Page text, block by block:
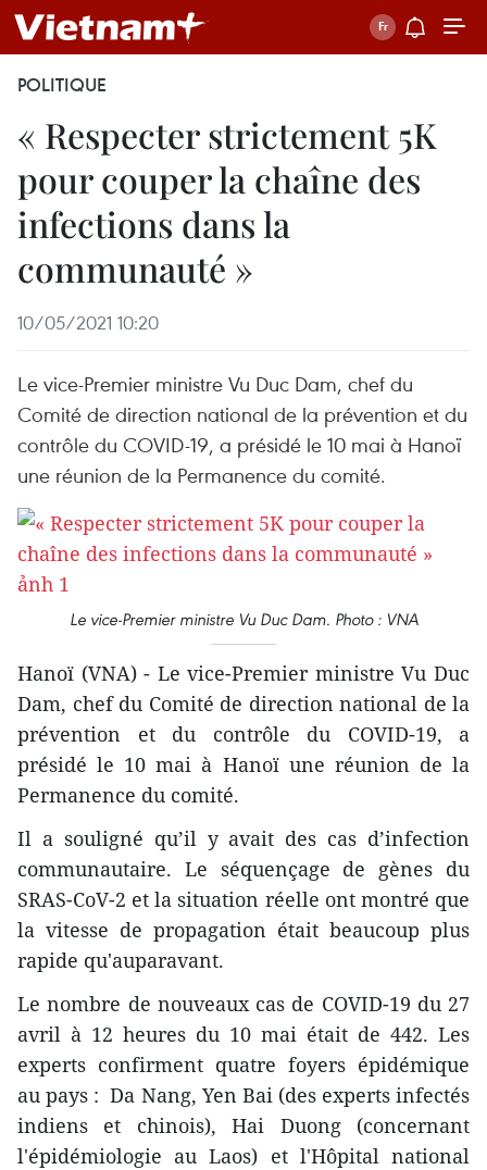
POLITIQUE
« Respecter strictement 5K
pour couper la chaîne des
infections dans la
communauté »
10/05/2021 10:20
Le vice-Premier ministre Vu Duc Dam, chef du
Comité de direction national de la prévention et du
contrôle du COVID-19, a présidé le 10 mai à Hanoï
une réunion de la Permanence du comité.
Le vice-Premier ministre Vu Duc Dam. Photo : VNA
Hanoï (VNA) - Le vice-Premier ministre Vu Duc
Dam, chef du Comité de direction national de la
prévention et du contrôle du COVID-19, a
présidé le 10 mai à Hanoï une réunion de la
Permanence du comité.
Il a souligné qu’il y avait des cas d’infection
communautaire. Le séquençage de gènes du
SRAS-CoV-2 et la situation réelle ont montré que
la vitesse de propagation était beaucoup plus
rapide qu'auparavant.
Le nombre de nouveaux cas de COVID-19 du 27
avril à 12 heures du 10 mai était de 442. Les
experts confirment quatre foyers épidémique
au pays : Da Nang, Yen Bai (des experts infectés
indiens et chinois), Hai Duong (concernant
l'épidémiologie au Laos) et l'Hôpital national